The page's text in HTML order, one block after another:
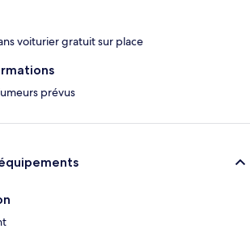
voiturier gratuit sur place
prévus